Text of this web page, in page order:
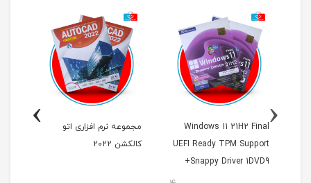
Windows 11 21H2 Final
UEFI Ready TPM Support
+Snappy Driver 1DVD9
مجموعه نرم افزاری اتو
کالکشن 2022
‹
›